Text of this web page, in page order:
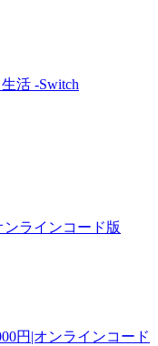
活 -Switch
ラインコード版
円|オンラインコード